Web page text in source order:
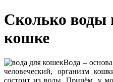
Сколько воды
кошке
Вода –
человеческий, организм
состоит из воды. Причём, у